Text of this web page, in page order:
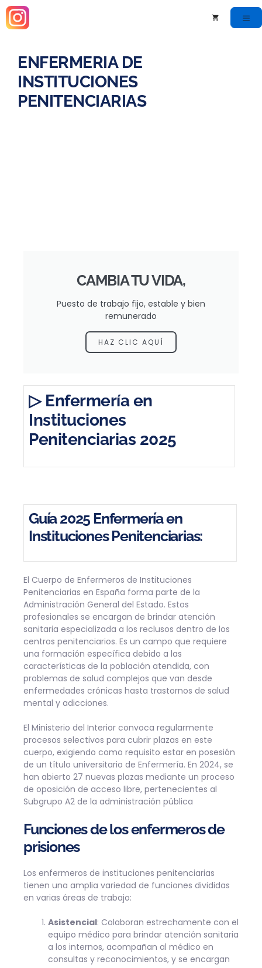
ENFERMERIA DE
INSTITUCIONES
PENITENCIARIAS
CAMBIA TU VIDA,
Puesto de trabajo fijo, estable y bien
remunerado
HAZ CLIC AQUÍ
▷ Enfermería en
Instituciones
Penitenciarias 2025
Guía 2025 Enfermería en
Instituciones Penitenciarias:
El Cuerpo de Enfermeros de Instituciones
Penitenciarias en España forma parte de la
Administración General del Estado. Estos
profesionales se encargan de brindar atención
sanitaria especializada a los reclusos dentro de los
centros penitenciarios. Es un campo que requiere
una formación específica debido a las
características de la población atendida, con
problemas de salud complejos que van desde
enfermedades crónicas hasta trastornos de salud
mental y adicciones.
El Ministerio del Interior convoca regularmente
procesos selectivos para cubrir plazas en este
cuerpo, exigiendo como requisito estar en posesión
de un título universitario de Enfermería. En 2024, se
han abierto 27 nuevas plazas mediante un proceso
de oposición de acceso libre, pertenecientes al
Subgrupo A2 de la administración pública
Funciones de los enfermeros de
prisiones
Los enfermeros de instituciones penitenciarias
tienen una amplia variedad de funciones divididas
en varias áreas de trabajo:
Asistencial: Colaboran estrechamente con el
equipo médico para brindar atención sanitaria
a los internos, acompañan al médico en
consultas y reconocimientos, y se encargan